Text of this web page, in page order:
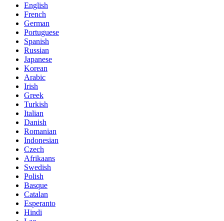
English
French
German
Portuguese
Spanish
Russian
Japanese
Korean
Arabic
Irish
Greek
Turkish
Italian
Danish
Romanian
Indonesian
Czech
Afrikaans
Swedish
Polish
Basque
Catalan
Esperanto
Hindi